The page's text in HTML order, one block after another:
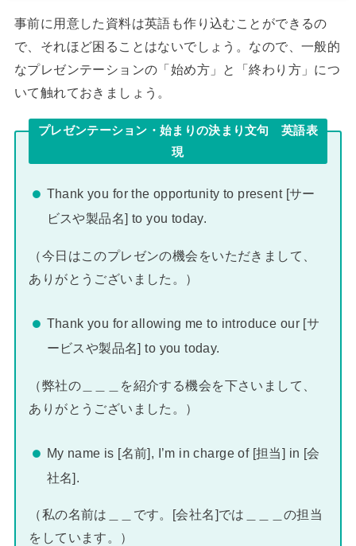
事前に用意した資料は英語も作り込むことができるの
で、それほど困ることはないでしょう。なので、一般的
なプレゼンテーションの「始め方」と「終わり方」につ
いて触れておきましょう。
プレゼンテーション・始まりの決まり文句 英語表
現
Thank you for the opportunity to present [サー
ビスや製品名] to you today.
（今日はこのプレゼンの機会をいただきまして、
ありがとうございました。）
Thank you for allowing me to introduce our [サ
ービスや製品名] to you today.
（弊社の＿＿＿を紹介する機会を下さいまして、
ありがとうございました。）
My name is [名前], I’m in charge of [担当] in [会
社名].
（私の名前は＿＿です。[会社名]では＿＿＿の担当
をしています。）